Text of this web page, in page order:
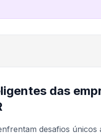
das
desafios